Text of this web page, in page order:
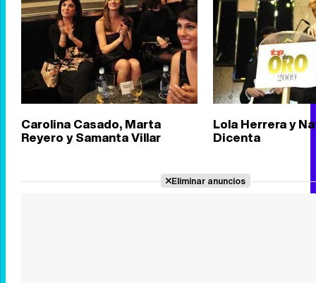
Carolina Casado, Marta
Reyero y Samanta Villar
Lola Herrera y
Dicenta
Eliminar anuncios